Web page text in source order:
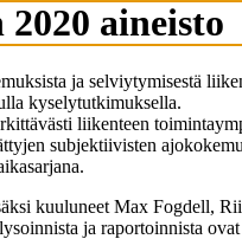
aineisto
ja selviytymisestä
kyselytutkimuksella.
liikenteen
subjektiivisten
kuuluneet Max Fogdell,
ja raportoinnista